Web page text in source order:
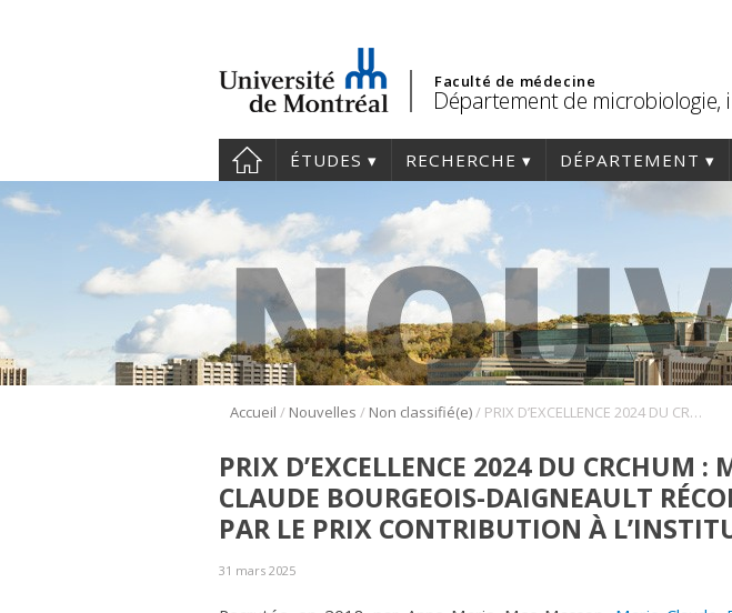
Faculté de médecine
Département de
ÉTUDES RECHERCHE DÉPARTEMENT
Accueil / Nouvelles / Non classifié(e)/ PRIX D’EXCELLENCE 2024 DU CRCHUM : MARIE-CLAUDE BOURGEOIS-DAIGNEAULT RÉCOMPENSÉE PAR LE PRIX CONTRIBUTION À L’INSTITUTION
PRIX D’EXCELLENCE 2024 DU CRCHUM :
CLAUDE BOURGEOIS-DAIGNEAULT
PAR LE PRIX CONTRIBUTION À
31 mars 2025